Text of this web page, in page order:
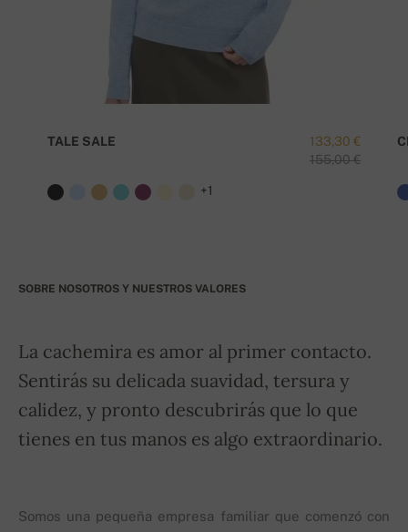
133,30 €
155,00 €
TALE SALE
+1
SOBRE NOSOTROS Y NUESTROS VALORES
La cachemira es amor al primer contacto.
Sentirás su delicada suavidad, tersura y
calidez, y pronto descubrirás que lo que
tienes en tus manos es algo extraordinario.
Somos una pequeña empresa familiar que comenzó con